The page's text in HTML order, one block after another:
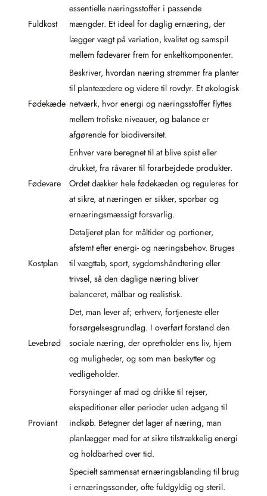
Fuldkost
essentielle næringsstoffer i passende
mængder. Et ideal for daglig ernæring, der
lægger vægt på variation, kvalitet og samspil
mellem fødevarer frem for enkeltkomponenter.
Fødekæde
Beskriver, hvordan næring strømmer fra planter
til planteædere og videre til rovdyr. Et økologisk
netværk, hvor energi og næringsstoffer flyttes
mellem trofiske niveauer, og balance er
afgørende for biodiversitet.
Fødevare
Enhver vare beregnet til at blive spist eller
drukket, fra råvarer til forarbejdede produkter.
Ordet dækker hele fødekæden og reguleres for
at sikre, at næringen er sikker, sporbar og
ernæringsmæssigt forsvarlig.
Kostplan
Detaljeret plan for måltider og portioner,
afstemt efter energi- og næringsbehov. Bruges
til vægttab, sport, sygdomshåndtering eller
trivsel, så den daglige næring bliver
balanceret, målbar og realistisk.
Levebrød
Det, man lever af; erhverv, fortjeneste eller
forsørgelsesgrundlag. I overført forstand den
sociale næring, der opretholder ens liv, hjem
og muligheder, og som man beskytter og
vedligeholder.
Proviant
Forsyninger af mad og drikke til rejser,
ekspeditioner eller perioder uden adgang til
indkøb. Betegner det lager af næring, man
planlægger med for at sikre tilstrækkelig energi
og holdbarhed over tid.
Specielt sammensat ernæringsblanding til brug
i ernæringssonder, ofte fuldgyldig og steril.